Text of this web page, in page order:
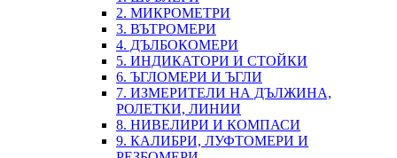
2. МИКРОМЕТРИ
3. ВЪТРОМЕРИ
4. ДЪЛБОКОМЕРИ
5. ИНДИКАТОРИ И СТОЙКИ
6. ЪГЛОМЕРИ И ЪГЛИ
7. ИЗМЕРИТЕЛИ НА ДЪЛЖИНА,
РОЛЕТКИ, ЛИНИИ
8. НИВЕЛИРИ И КОМПАСИ
9. КАЛИБРИ, ЛУФТОМЕРИ И